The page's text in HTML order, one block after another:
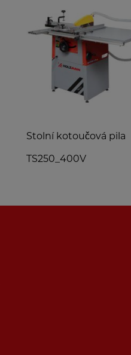
Stolní kotoučová pila
TS250_400V